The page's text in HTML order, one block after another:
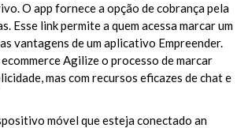
O app fornece a opção de cobrança pela
Esse link permite a quem acessa marcar um
vantagens de um aplicativo Empreender.
Agilize o processo de marcar
mas com recursos eficazes de chat e
móvel que esteja conectado an